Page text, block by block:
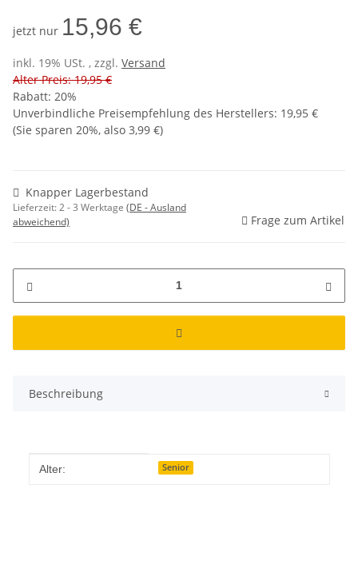
jetzt nur 15,96 €
inkl. 19% USt. , zzgl. Versand
Alter Preis: 19,95 €
Rabatt: 20%
Unverbindliche Preisempfehlung des Herstellers: 19,95 €
(Sie sparen 20%, also 3,99 €)
Knapper Lagerbestand
Lieferzeit:2 - 3 Werktage (DE - Ausland
abweichend)
Frage zum Artikel
Beschreibung
Produkteigenschaft
Wert
Alter: Senior